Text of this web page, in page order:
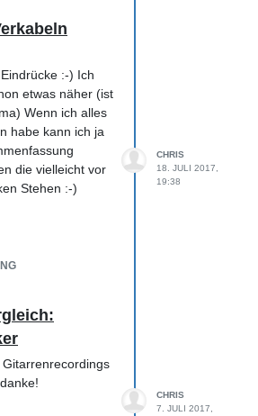
Analyzer (Span
linearen
Linie deckt
Sound im
klingt alles soweit
dann das es unten
der Analyzer
Bassbereich an?
und Anregungen
:-) Ich
etwas näher (ist
Wenn ich alles
habe kann ich ja
die vielleicht vor
Stehen :-)
CHRIS
18. JULI 2017,
19:38
CHRIS
7. JULI 2017,